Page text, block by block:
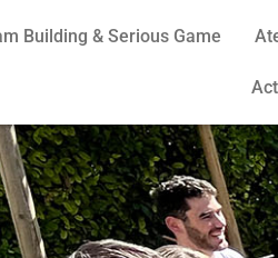
Building & Serious Game